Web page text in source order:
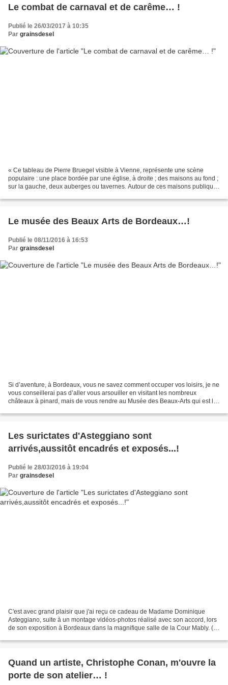
Le combat de carnaval et de carême… !
Publié le 26/03/2017 à 10:35
Par grainsdesel
« Ce tableau de Pierre Bruegel visible à Vienne, représente une scène
populaire : une place bordée par une église, à droite ; des maisons au fond ;
sur la gauche, deux auberges ou tavernes. Autour de ces maisons publiques
Le musée des Beaux Arts de Bordeaux…!
Publié le 08/11/2016 à 16:53
Par grainsdesel
Si d’aventure, à Bordeaux, vous ne savez comment occuper vos loisirs, je ne
vous conseillerai pas d’aller vous arsouiller en visitant les nombreux
châteaux à pinard, mais de vous rendre au Musée des Beaux-Arts qui est le
Les surictates d'Asteggiano sont
arrivés,aussitôt encadrés et exposés...!
Publié le 28/03/2016 à 19:04
Par grainsdesel
C'est avec grand plaisir que j'ai reçu ce cadeau de Madame Dominique
Asteggiano, suite à un montage vidéos-photos réalisé avec son accord, lors
de son exposition à Bordeaux dans la magnifique salle de la Cour Mably. (
Quand un artiste, Christophe Conan, m'ouvre la
porte de son atelier… !